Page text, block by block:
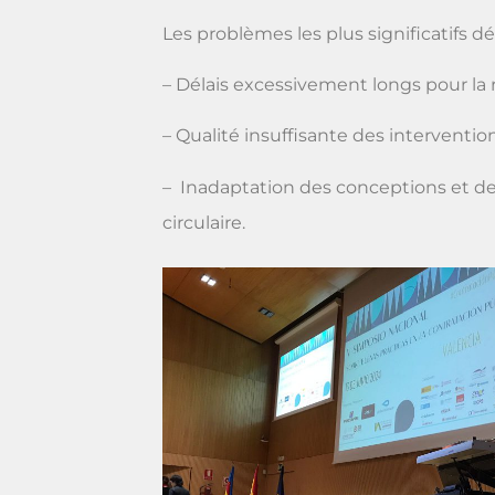
Les problèmes les plus significatifs
– Délais excessivement longs pour
– Qualité insuffisante des
– Inadaptation des conceptions et
circulaire.